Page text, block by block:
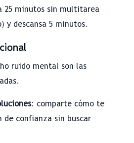
25 minutos sin multitarea
y descansa 5 minutos.
ruido mental son las
: comparte cómo te
de confianza sin buscar